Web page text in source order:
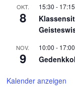
OKT.
8
15:30 - 17:15
NOV.
9
10:00 - 17:00
Kalender anzeigen